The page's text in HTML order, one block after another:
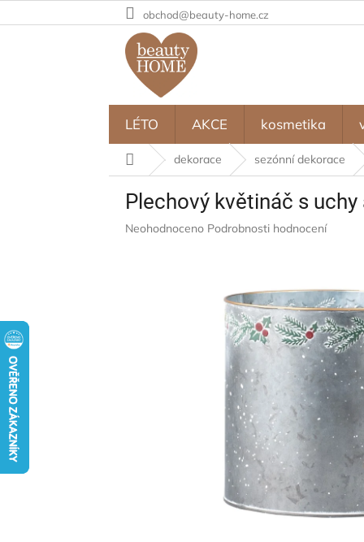
na
obchod@beauty-home.cz
LÉTO AKCE kosmetika
Domů dekorace sezónní dekorace
Plechový květináč s
Průměrné
Neohodnoceno Podrobnosti hodnocení